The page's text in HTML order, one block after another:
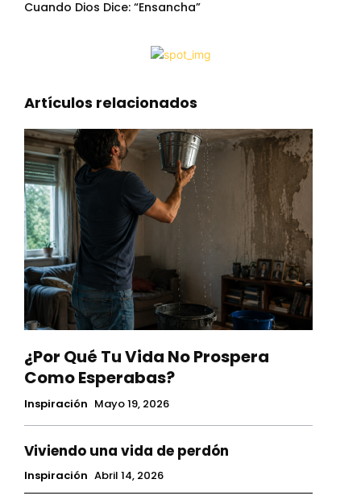
Cuando Dios Dice: “Ensancha”
Artículos relacionados
¿Por Qué Tu Vida No Prospera
Como Esperabas?
Inspiración Mayo 19, 2026
Viviendo una vida de perdón
Inspiración Abril 14, 2026